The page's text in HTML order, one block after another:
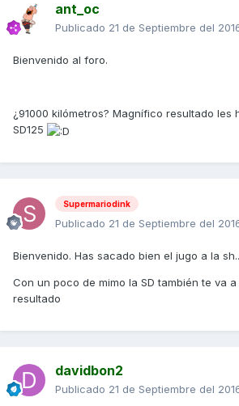
ant_oc
Publicado 21 de Septiembre del
Bienvenido al foro.
¿91000 kilómetros? Magnífico resultado les
SD125
Supermariodink
Publicado 21 de Septiembre del
Bienvenido. Has sacado bien el jugo a la
Con un poco de mimo la SD también te va
resultado
davidbon2
Publicado 21 de Septiembre del